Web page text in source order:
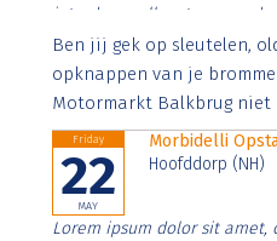
interdum nulla, ut
Aenean faucibus nibh et
imperdiet. Nunc ut sem
Ben jij gek op sleutelen,
opknappen van je
Motormarkt Balkbrug niet
Friday
22
MAY
Morbidelli
Hoofddorp (NH)
Lorem ipsum dolor sit amet,